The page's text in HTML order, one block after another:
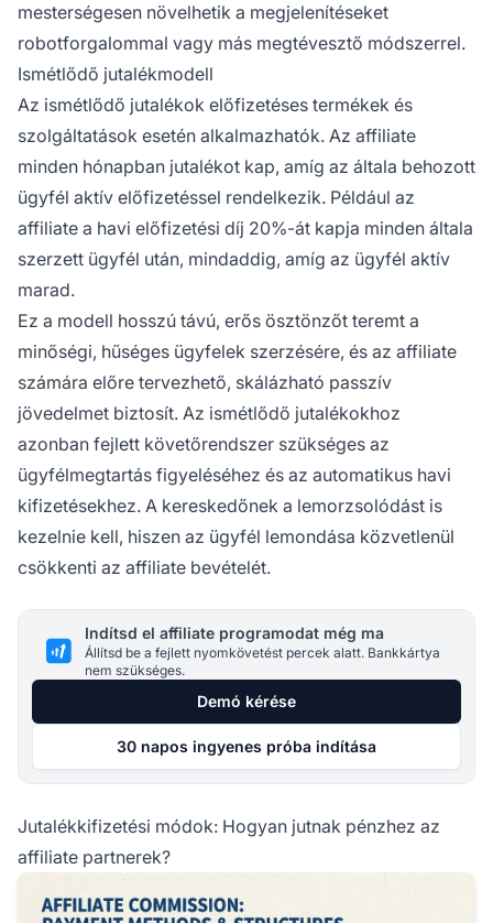
mesterségesen növelhetik a megjelenítéseket
robotforgalommal vagy más megtévesztő módszerrel.
Ismétlődő jutalékmodell
Az ismétlődő jutalékok előfizetéses termékek és
szolgáltatások esetén alkalmazhatók. Az affiliate
minden hónapban jutalékot kap, amíg az általa behozott
ügyfél aktív előfizetéssel rendelkezik. Például az
affiliate a havi előfizetési díj 20%-át kapja minden általa
szerzett ügyfél után, mindaddig, amíg az ügyfél aktív
marad.
Ez a modell hosszú távú, erős ösztönzőt teremt a
minőségi, hűséges ügyfelek szerzésére, és az affiliate
számára előre tervezhető, skálázható passzív
jövedelmet biztosít. Az ismétlődő jutalékokhoz
azonban fejlett követőrendszer szükséges az
ügyfélmegtartás figyeléséhez és az automatikus havi
kifizetésekhez. A kereskedőnek a lemorzsolódást is
kezelnie kell, hiszen az ügyfél lemondása közvetlenül
csökkenti az affiliate bevételét.
Indítsd el affiliate programodat még ma
Állítsd be a fejlett nyomkövetést percek alatt. Bankkártya
nem szükséges.
Demó kérése
30 napos ingyenes próba indítása
Jutalékkifizetési módok: Hogyan jutnak pénzhez az
affiliate partnerek?